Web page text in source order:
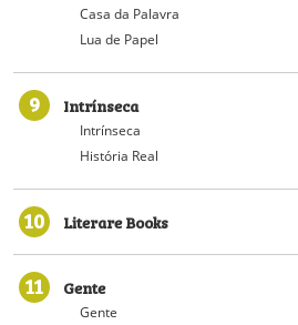
Casa da Palavra
Lua de Papel
9 Intrínseca
Intrínseca
História Real
10 Literare Books
11 Gente
Gente